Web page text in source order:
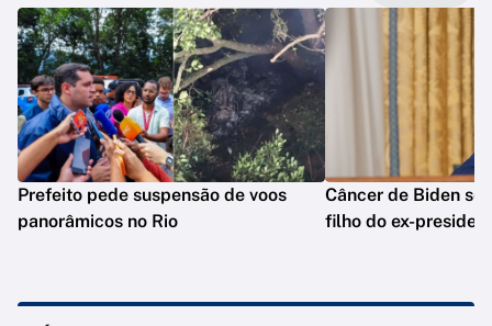
Prefeito pede suspensão de voos
panorâmicos no Rio
Câncer de Biden se
filho do ex-